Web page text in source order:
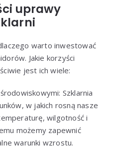
uprawy
warto inwestować
Jakie korzyści
jest ich wiele:
Szklarnia
w jakich rosną nasze
wilgotność i
możemy zapewnić
warunki wzrostu.